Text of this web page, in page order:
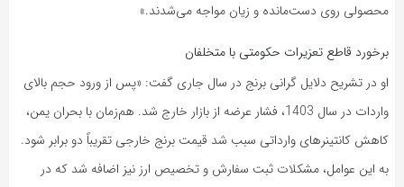
محصولی روی دست‌مانده و زیان مواجه می‌شدند.»
برخورد قاطع تعزیرات حکومتی با متخلفان
او در تشریح دلایل گرانی برنج در سال جاری گفت: «پس از ورود حجم بالای
واردات در سال 1403، فشار عرضه از بازار خارج شد. هم‌زمان با بحران یمن،
کاهش کانتینرهای وارداتی سبب شد قیمت برنج خارجی تقریباً دو برابر شود.
به این عوامل، مشکلات ثبت سفارش و تخصیص ارز نیز اضافه شد که در